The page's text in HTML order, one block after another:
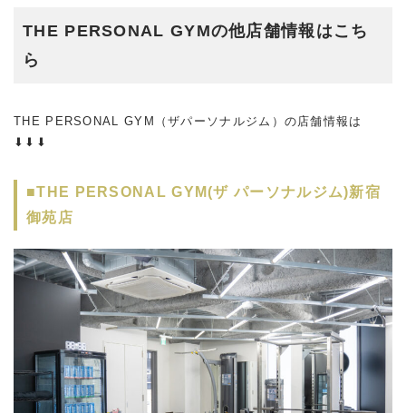
THE PERSONAL GYMの他店舗情報はこち
ら
THE PERSONAL GYM（ザパーソナルジム）の店舗情報は
⬇︎⬇︎⬇︎
■THE PERSONAL GYM(ザ パーソナルジム)新宿
御苑店